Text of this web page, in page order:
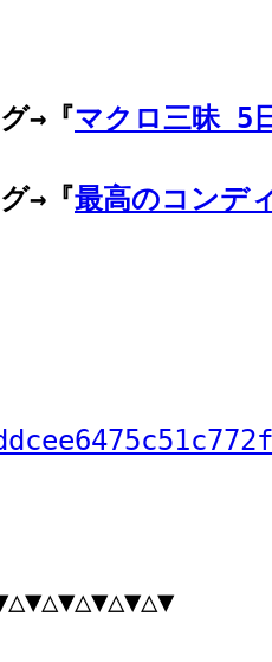
→『マクロ三昧 5
→『最高のコンデ